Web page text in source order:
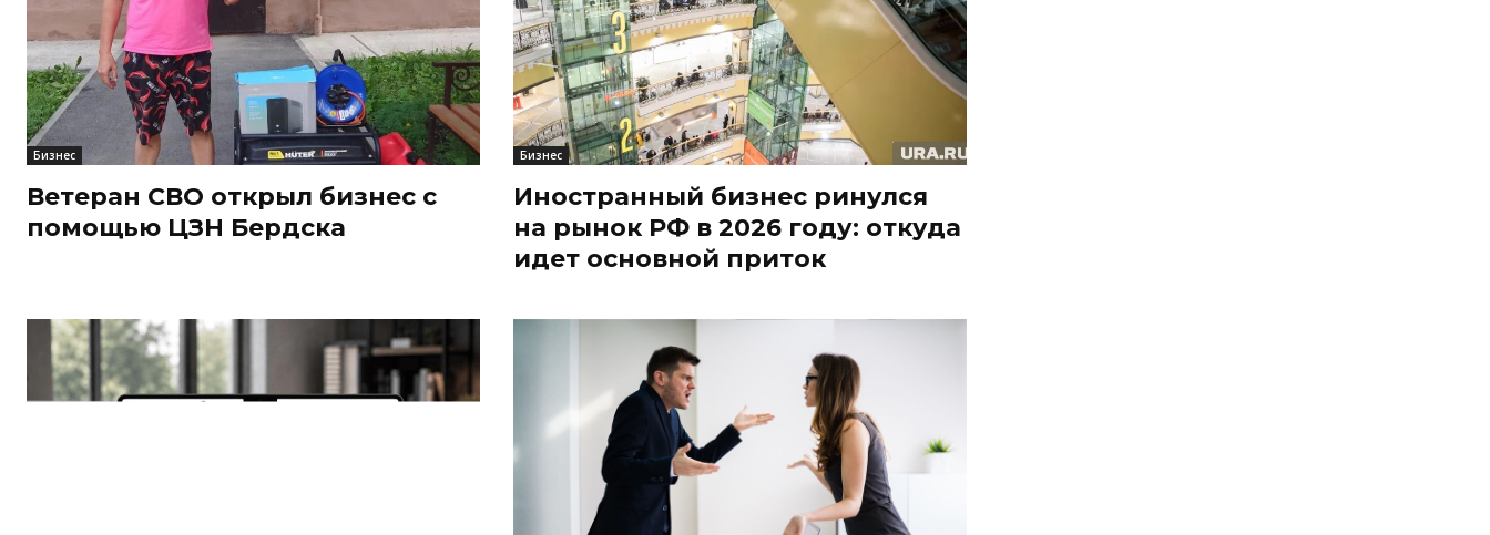
Бизнес
Ветеран СВО открыл бизнес с
помощью ЦЗН Бердска
Бизнес
Иностранный бизнес ринулся
на рынок РФ в 2026 году: откуда
идет основной приток